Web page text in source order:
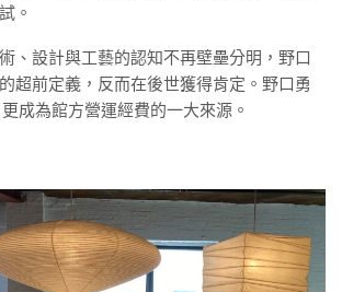
。
、設計與工藝的認知不再壁壘分明，野口
超前定義，反而在後世獲得肯定。野口勇
成為館方營運經費的一大來源。